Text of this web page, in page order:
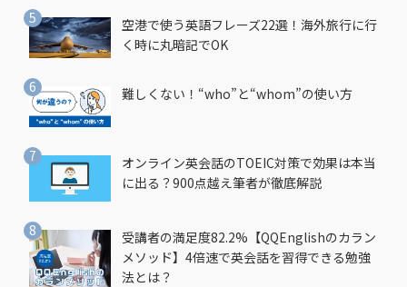
空港で使う英語フレーズ22選！海外旅行に行
く時に丸暗記でOK
難しくない！“who”と“whom”の使い方
オンライン英会話のTOEIC対策で効果は本当
に出る？900点越え筆者が徹底解説
受講者の満足度82.2%【QQEnglishのカラン
メソッド】4倍速で英会話を習得できる勉強
法とは？